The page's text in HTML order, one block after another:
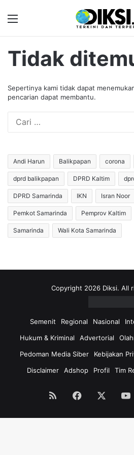
Tidak
Sepertinya kami tidak dapat
pencarian dapat membantu.
Andi Harun Balikpapan corona
dprd balikpapan DPRD Kaltim
DPRD Samarinda IKN Isran Noor
Pemkot Samarinda Pemprov Kaltim
Samarinda Wali Kota Samarinda
Copyright 2026 Diksi. All
Semenit Regional Nasional
Hukum & Kriminal
Advertorial
Pedoman Media Siber
Kebijakan
Disclaimer
Adshop Profil Tim
RSS Facebook